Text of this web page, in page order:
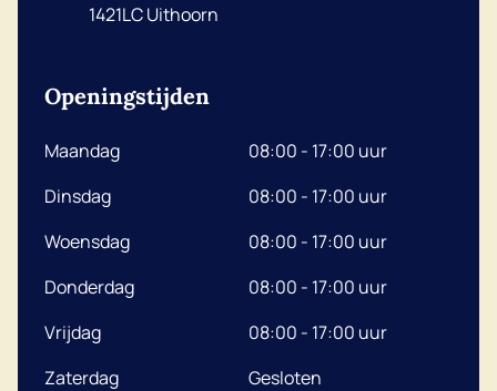
1421LCUithoorn
Openingstijden
Maandag
08:00 - 17:00 uur
Dinsdag
08:00 - 17:00 uur
Woensdag
08:00 - 17:00 uur
Donderdag
08:00 - 17:00 uur
Vrijdag
08:00 - 17:00 uur
Zaterdag
Gesloten